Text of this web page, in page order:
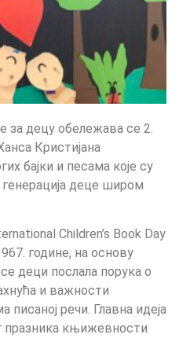
за децу обележава се 2.
Кристијана
бајки и песама које су
деце широм
Children’s Book Day
године, на основу
деци послала порука о
и важности
речи. Главна идеја
празника књижевности